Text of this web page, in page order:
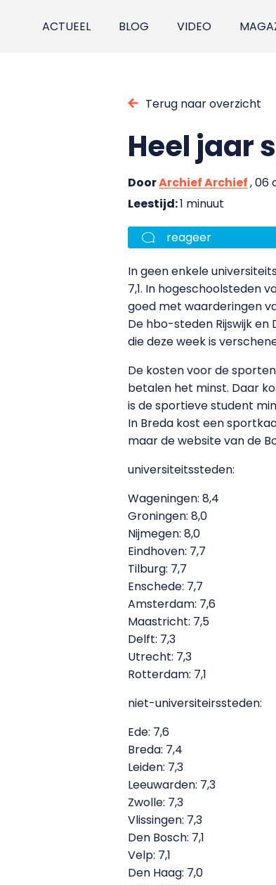
ACTUEEL BLOG VIDEO
Terug naar overzicht
Heel jaar
DoorArchief Archief, 06
Leestijd:1 minuut
reageer
In geen enkele
7,1. In hogeschoolsteden
goed met waarderingen
De hbo-steden Rijswijk en
die deze week is
De kosten voor de
betalen het minst. Daar
is de sportieve student
In Breda kost een
maar de website van de
universiteitssteden:
Wageningen: 8,4
Groningen: 8,0
Nijmegen: 8,0
Eindhoven: 7,7
Tilburg: 7,7
Enschede: 7,7
Amsterdam: 7,6
Maastricht: 7,5
Delft: 7,3
Utrecht: 7,3
Rotterdam: 7,1
niet-universiteirssteden:
Ede: 7,6
Breda: 7,4
Leiden: 7,3
Leeuwarden: 7,3
Zwolle: 7,3
Vlissingen: 7,3
Den Bosch: 7,1
Velp: 7,1
Den Haag: 7,0